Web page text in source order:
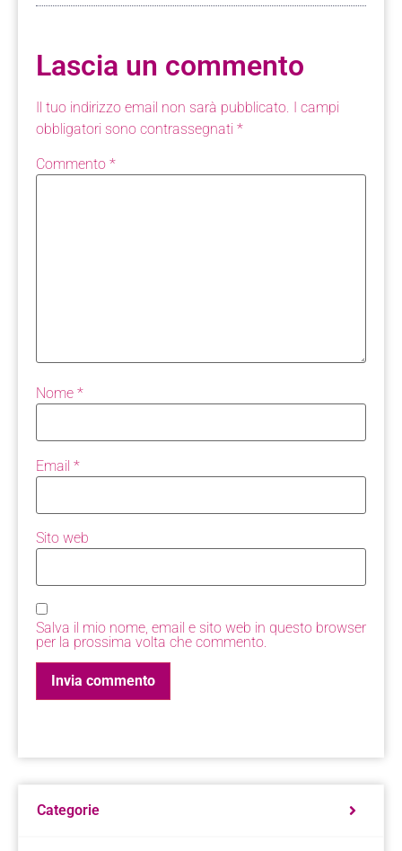
Lascia un commento
Il tuo indirizzo email non sarà pubblicato. I campi
obbligatori sono contrassegnati *
Commento *
Nome *
Email *
Sito web
Salva il mio nome, email e sito web in questo browser
per la prossima volta che commento.
Categorie